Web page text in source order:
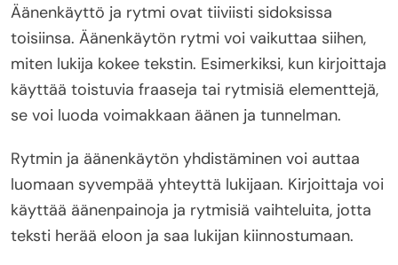
Äänenkäyttö ja rytmi ovat tiiviisti sidoksissa
toisiinsa. Äänenkäytön rytmi voi vaikuttaa siihen,
miten lukija kokee tekstin. Esimerkiksi, kun kirjoittaja
käyttää toistuvia fraaseja tai rytmisiä elementtejä,
se voi luoda voimakkaan äänen ja tunnelman.
Rytmin ja äänenkäytön yhdistäminen voi auttaa
luomaan syvempää yhteyttä lukijaan. Kirjoittaja voi
käyttää äänenpainoja ja rytmisiä vaihteluita, jotta
teksti herää eloon ja saa lukijan kiinnostumaan.